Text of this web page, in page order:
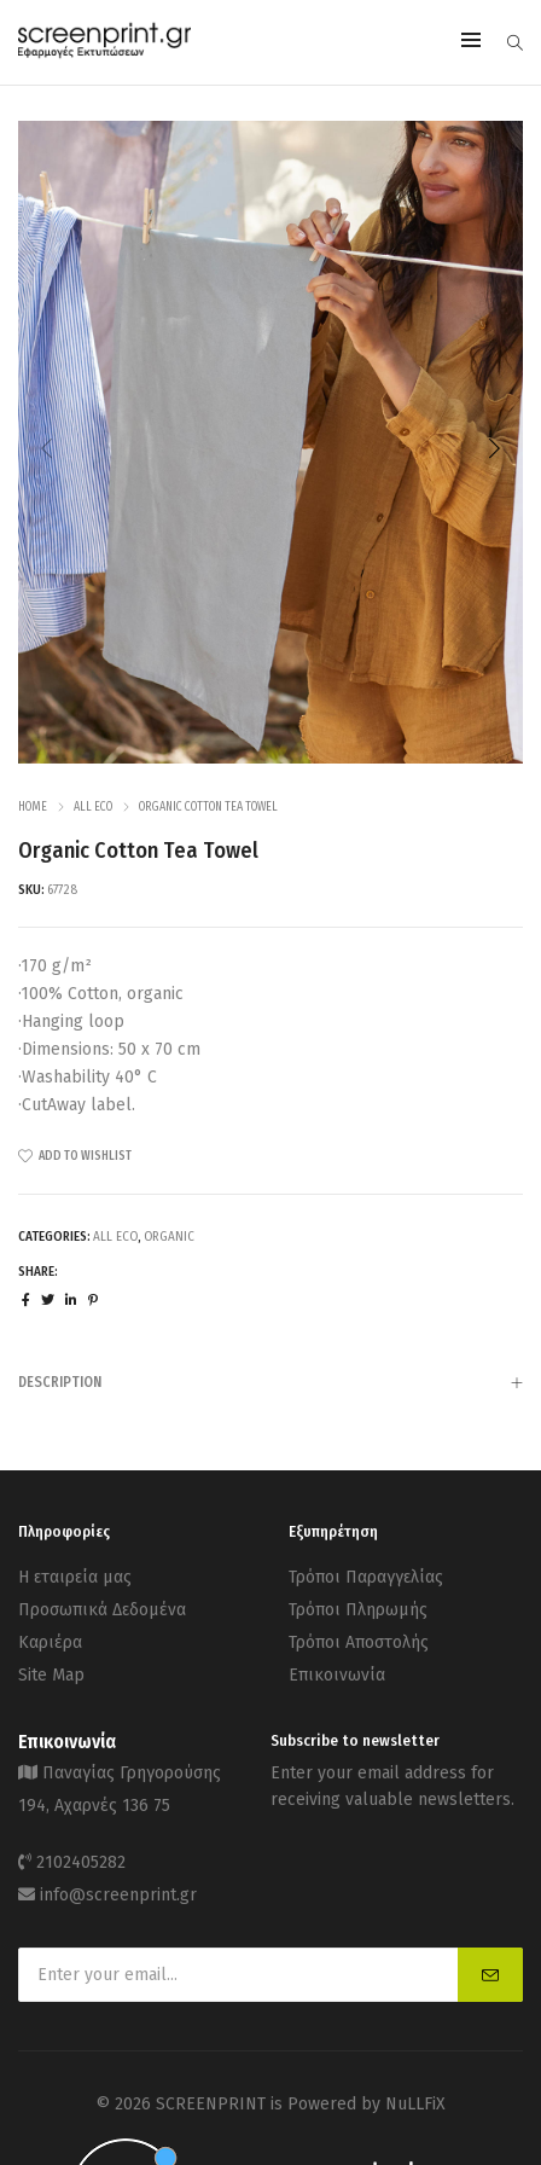
HOME ALL ECO ORGANIC COTTON TEA TOWEL
Organic Cotton Tea Towel
SKU: 67728
·170 g/m²
·100% Cotton, organic
·Hanging loop
·Dimensions: 50 x 70 cm
·Washability 40° C
·CutAway label.
ADD TO WISHLIST
CATEGORIES: ALL ECO, ORGANIC
SHARE:
DESCRIPTION
Πληροφορίες
Η εταιρεία μας
Προσωπικά Δεδομένα
Καριέρα
Site Map
Εξυπηρέτηση
Τρόποι Παραγγελίας
Τρόποι Πληρωμής
Τρόποι Αποστολής
Επικοινωνία
Επικοινωνία
Παναγίας Γρηγορούσης
194, Αχαρνές 136 75
2102405282
info@screenprint.gr
Subscribe to newsletter
Enter your email address for
receiving valuable newsletters.
© 2026 SCREENPRINT is Powered by NuLLFiX